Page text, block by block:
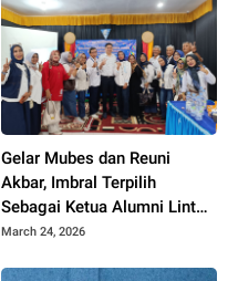
Gelar Mubes dan Reuni
Akbar, Imbral Terpilih
Sebagai Ketua Alumni Lintas
Angkatan SMPN 2 Padang
March 24, 2026